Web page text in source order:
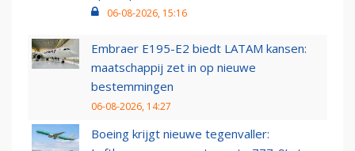
06-08-2026, 15:16
Embraer E195-E2 biedt LATAM kansen:
maatschappij zet in op nieuwe
bestemmingen
06-08-2026, 14:27
Boeing krijgt nieuwe tegenvaller: